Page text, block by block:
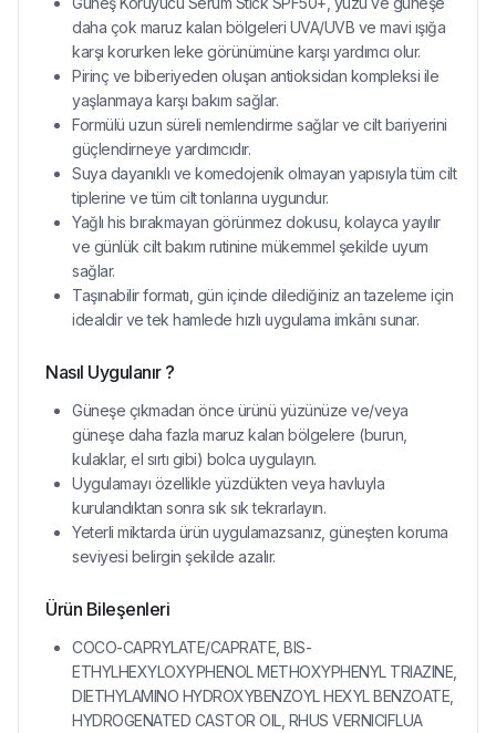
daha çok maruz kalan bölgeleri UVA/UVB ve mavi ışığa
karşı korurken leke görünümüne karşı yardımcı olur.
Pirinç ve biberiyeden oluşan antioksidan kompleksi ile
yaşlanmaya karşı bakım sağlar.
Formülü uzun süreli nemlendirme sağlar ve cilt bariyerini
güçlendirneye yardımcıdır.
Suya dayanıklı ve komedojenik olmayan yapısıyla tüm cilt
tiplerine ve tüm cilt tonlarına uygundur.
Yağlı his bırakmayan görünmez dokusu, kolayca yayılır
ve günlük cilt bakım rutinine mükemmel şekilde uyum
sağlar.
Taşınabilir formatı, gün içinde dilediğiniz an tazeleme için
idealdir ve tek hamlede hızlı uygulama imkânı sunar.
Nasıl Uygulanır ?
Güneşe çıkmadan önce ürünü yüzünüze ve/veya
güneşe daha fazla maruz kalan bölgelere (burun,
kulaklar, el sırtı gibi) bolca uygulayın.
Uygulamayı özellikle yüzdükten veya havluyla
kurulandıktan sonra sık sık tekrarlayın.
Yeterli miktarda ürün uygulamazsanız, güneşten koruma
seviyesi belirgin şekilde azalır.
Ürün Bileşenleri
COCO-CAPRYLATE/CAPRATE, BIS-
ETHYLHEXYLOXYPHENOL METHOXYPHENYL TRIAZINE,
DIETHYLAMINO HYDROXYBENZOYL HEXYL BENZOATE,
HYDROGENATED CASTOR OIL, RHUS VERNICIFLUA